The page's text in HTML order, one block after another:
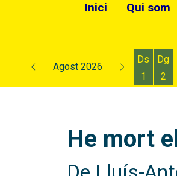
Inici Qui som
Agost 2026
Ds
1
Dg
2
He mort